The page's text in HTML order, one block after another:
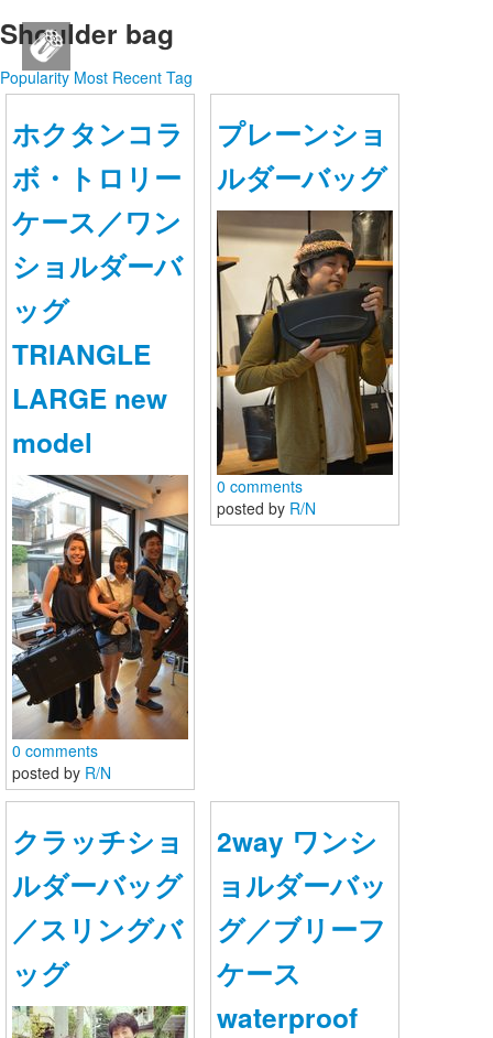
ログイン
新規登録
ストリーム
NEW
TAGS
その他
このコミュニティについて
ヘルプ
利用規約
プライバシーポリシー
お問い合わせ
REVOLVER
Shoulder bag
Popularity Most Recent Tag
ホクタンコラ
ボ・トロリー
ケース／ワン
ショルダーバ
ッグ
TRIANGLE
LARGE new
model
0 comments
posted by R/N
プレーンショ
ルダーバッグ
0 comments
posted by R/N
クラッチショ
ルダーバッグ
／スリングバ
ッグ
2way ワンシ
ョルダーバッ
グ／ブリーフ
ケース
waterproof